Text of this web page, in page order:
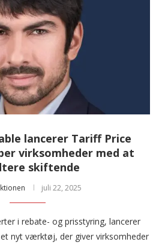
lancerer Tariff Price
virksomheder med at
skiftende
juli 22, 2025
i rebate- og prisstyring, lancerer
nyt værktøj, der giver virksomheder